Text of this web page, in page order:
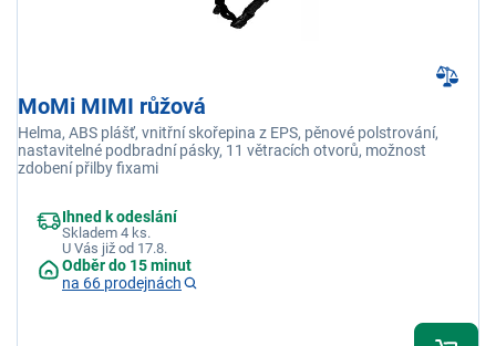
MoMi MIMI růžová
Helma, ABS plášť, vnitřní skořepina z EPS, pěnové polstrování,
nastavitelné podbradní pásky, 11 větracích otvorů, možnost
zdobení přilby fixami
Ihned k odeslání
Skladem 4 ks.
U Vás již od 17.8.
Odběr do 15 minut
na 66 prodejnách